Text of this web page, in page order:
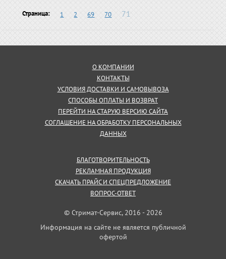
Страница: 1 2 69 70 71
О КОМПАНИИ
КОНТАКТЫ
УСЛОВИЯ ДОСТАВКИ И САМОВЫВОЗА
СПОСОБЫ ОПЛАТЫ И ВОЗВРАТ
ПЕРЕЙТИ НА СТАРУЮ ВЕРСИЮ САЙТА
СОГЛАШЕНИЕ НА ОБРАБОТКУ ПЕРСОНАЛЬНЫХ
ДАННЫХ
БЛАГОТВОРИТЕЛЬНОСТЬ
РЕКЛАМНАЯ ПРОДУКЦИЯ
СКАЧАТЬ ПРАЙС И СПЕЦПРЕДЛОЖЕНИЕ
ВОПРОС-ОТВЕТ
© Стримат-Сервис, 2016 - 2026
Информация на сайте не является публичной
офертой